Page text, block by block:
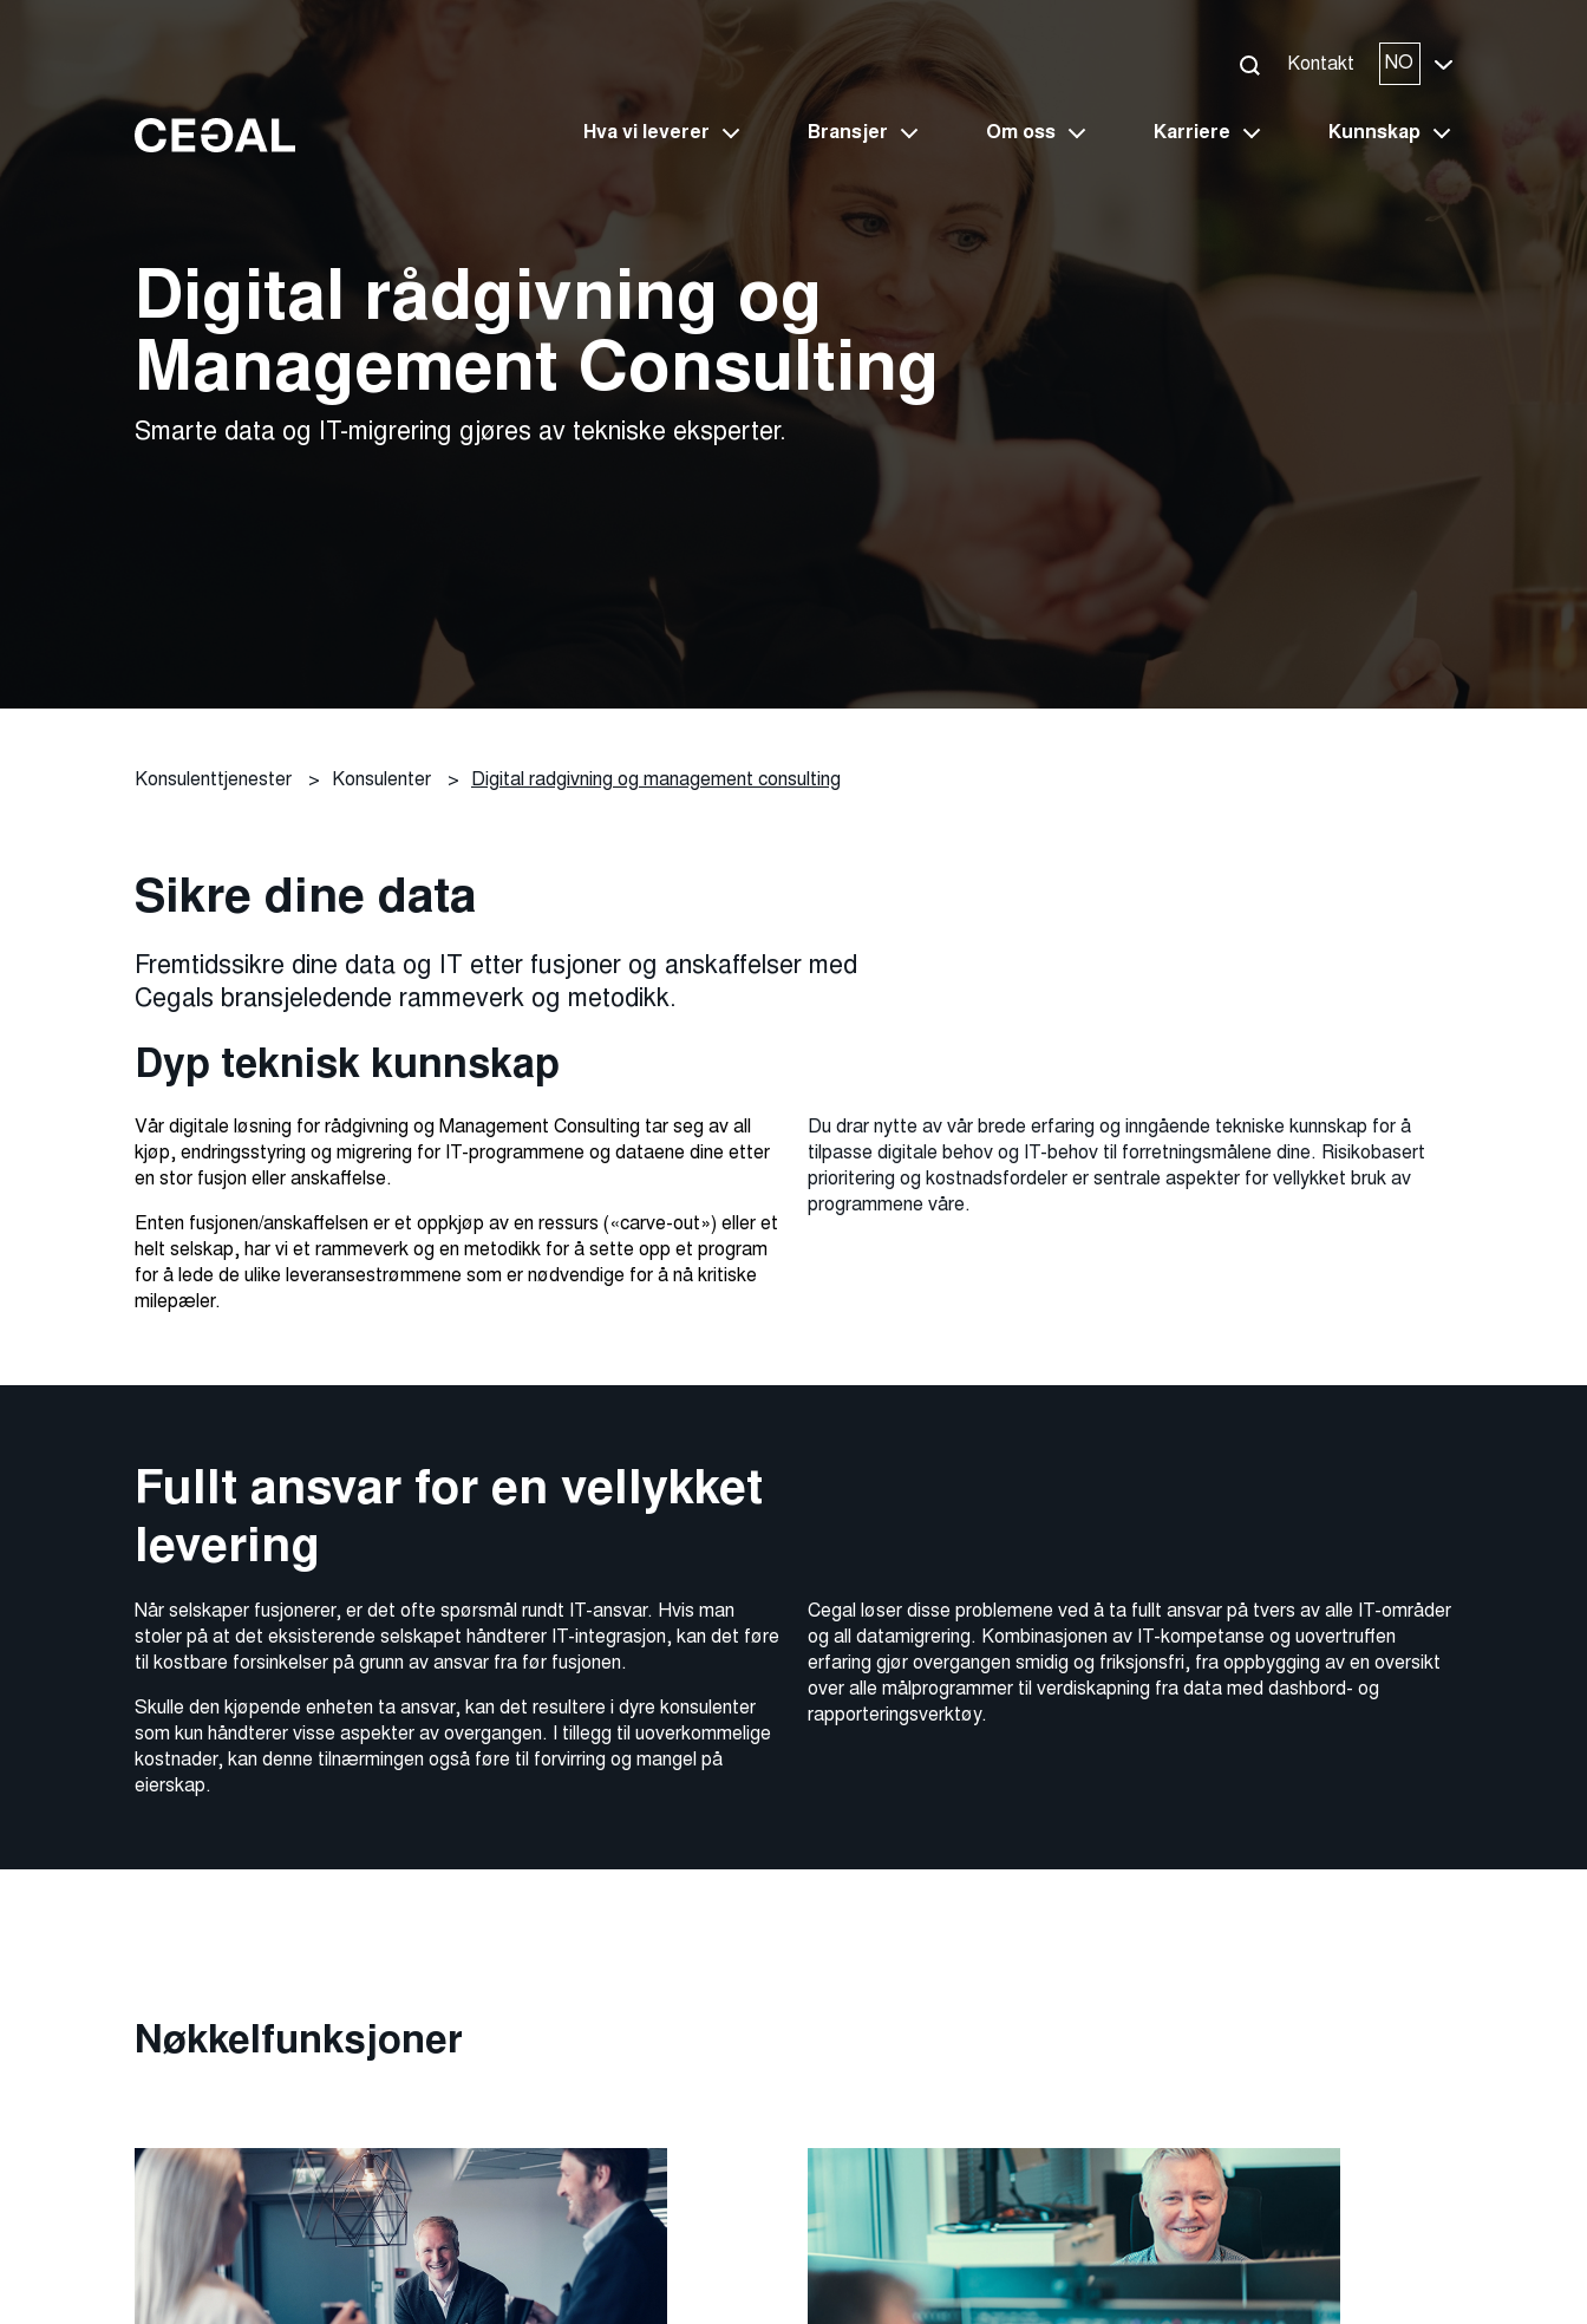
Kontakt NO
Hva vi leverer Bransjer Om oss Karriere Kunnskap
Digital rådgivning og
Management Consulting
Smarte data og IT-migrering gjøres av tekniske eksperter.
Konsulenttjenester > Konsulenter > Digital radgivning og management consulting
Sikre dine data
Fremtidssikre dine data og IT etter fusjoner og anskaffelser med
Cegals bransjeledende rammeverk og metodikk.
Dyp teknisk kunnskap
Vår digitale løsning for rådgivning og Management Consulting tar seg av all
kjøp, endringsstyring og migrering for IT-programmene og dataene dine etter
en stor fusjon eller anskaffelse.
Enten fusjonen/anskaffelsen er et oppkjøp av en ressurs («carve-out») eller et
helt selskap, har vi et rammeverk og en metodikk for å sette opp et program
for å lede de ulike leveransestrømmene som er nødvendige for å nå kritiske
milepæler.
Du drar nytte av vår brede erfaring og inngående tekniske kunnskap for å
tilpasse digitale behov og IT-behov til forretningsmålene dine. Risikobasert
prioritering og kostnadsfordeler er sentrale aspekter for vellykket bruk av
programmene våre.
Fullt ansvar for en vellykket
levering
Når selskaper fusjonerer, er det ofte spørsmål rundt IT-ansvar. Hvis man
stoler på at det eksisterende selskapet håndterer IT-integrasjon, kan det føre
til kostbare forsinkelser på grunn av ansvar fra før fusjonen.
Skulle den kjøpende enheten ta ansvar, kan det resultere i dyre konsulenter
som kun håndterer visse aspekter av overgangen. I tillegg til uoverkommelige
kostnader, kan denne tilnærmingen også føre til forvirring og mangel på
eierskap.
Cegal løser disse problemene ved å ta fullt ansvar på tvers av alle IT-områder
og all datamigrering. Kombinasjonen av IT-kompetanse og uovertruffen
erfaring gjør overgangen smidig og friksjonsfri, fra oppbygging av en oversikt
over alle målprogrammer til verdiskapning fra data med dashbord- og
rapporteringsverktøy.
Nøkkelfunksjoner